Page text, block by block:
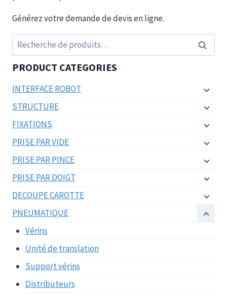
Générez votre demande de devis en ligne.
Recherche
pour :
PRODUCT CATEGORIES
INTERFACE ROBOT
STRUCTURE
FIXATIONS
PRISE PAR VIDE
PRISE PAR PINCE
PRISE PAR DOIGT
DECOUPE CAROTTE
PNEUMATIQUE
Vérins
Unité de translation
Support vérins
Distributeurs